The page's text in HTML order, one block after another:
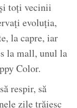
toți vecinii
evoluția,
la capre, iar
la mall, unul la
Color.
respir, să
zile trăiesc